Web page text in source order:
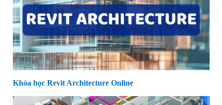
Khóa học Revit Architecture Online